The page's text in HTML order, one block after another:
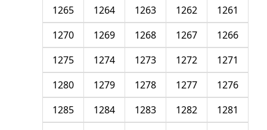
1261
1262
1263
1264
1265
1266
1267
1268
1269
1270
1271
1272
1273
1274
1275
1276
1277
1278
1279
1280
1281
1282
1283
1284
1285